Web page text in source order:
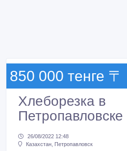
850 000 тенге 〒
Хлеборезка в
Петропавловске
26/08/2022 12:48
Казахстан, Петропавловск